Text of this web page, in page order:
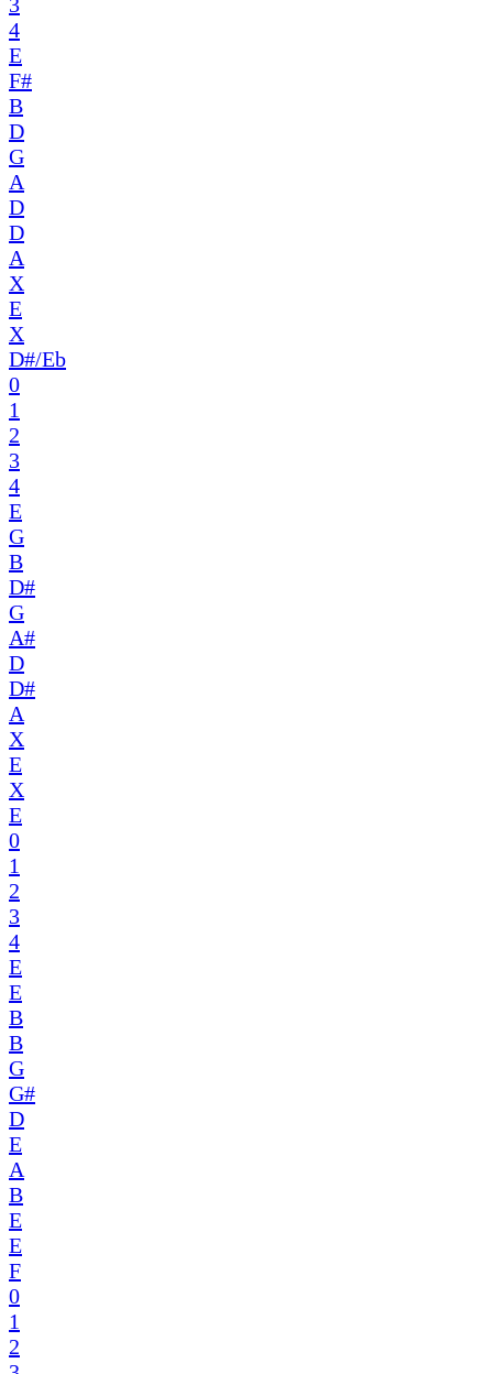
4
E
F#
B
D
G
A
D
D
A
X
E
X
D#/Eb
0
1
2
3
4
E
G
B
D#
G
A#
D
D#
A
X
E
X
E
0
1
2
3
4
E
E
B
B
G
G#
D
E
A
B
E
E
F
0
1
2